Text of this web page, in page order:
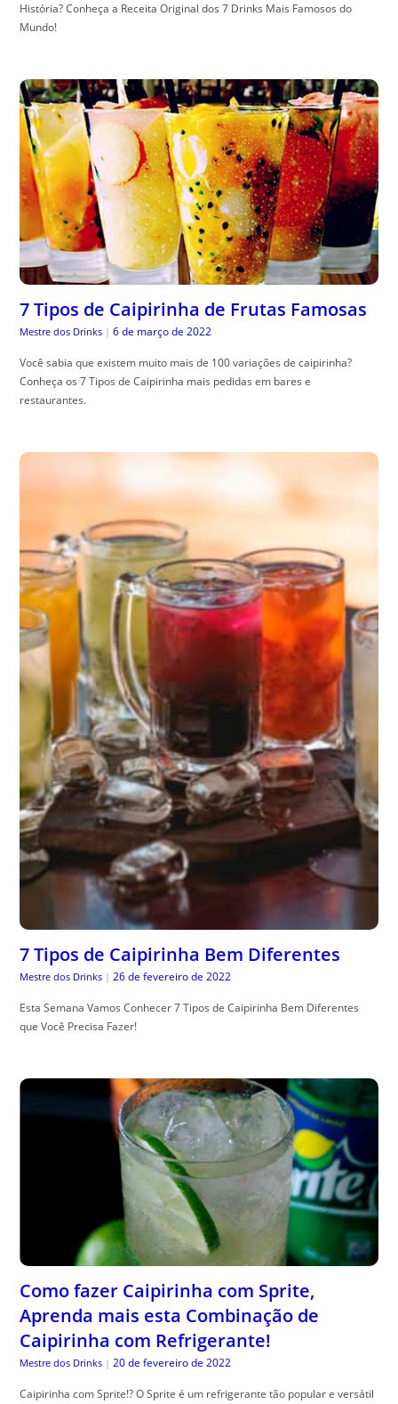
História? Conheça a Receita Original dos 7 Drinks Mais Famosos do
Mundo!
7 Tipos de Caipirinha de Frutas Famosas
Mestre dos Drinks | 6 de março de 2022
Você sabia que existem muito mais de 100 variações de caipirinha?
Conheça os 7 Tipos de Caipirinha mais pedidas em bares e
restaurantes.
7 Tipos de Caipirinha Bem Diferentes
Mestre dos Drinks | 26 de fevereiro de 2022
Esta Semana Vamos Conhecer 7 Tipos de Caipirinha Bem Diferentes
que Você Precisa Fazer!
Como fazer Caipirinha com Sprite,
Aprenda mais esta Combinação de
Caipirinha com Refrigerante!
Mestre dos Drinks | 20 de fevereiro de 2022
Caipirinha com Sprite!? O Sprite é um refrigerante tão popular e versátil